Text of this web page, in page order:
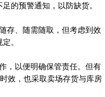
的预警通知，以防缺货。
、随需随取，但考虑到效
。
以便明确保管责任。但有
效，也采取卖场存货与库房